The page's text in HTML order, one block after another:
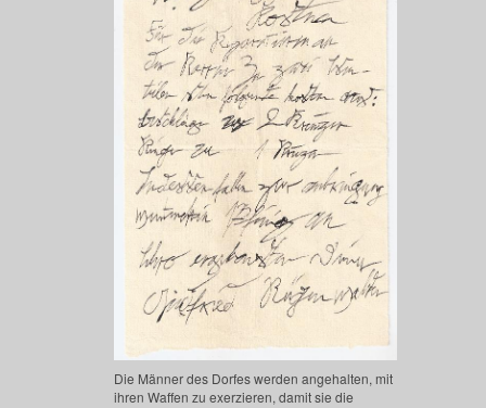
Die Männer des Dorfes werden angehalten, mit
ihren Waffen zu exerzieren, damit sie die